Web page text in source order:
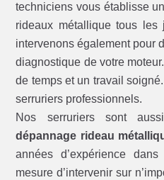
techniciens vous établisse
rideaux métallique tous
intervenons également pour
diagnostique de votre
de temps et un travail
serruriers professionnels.
Nos serruriers sont
dépannage rideau
années d’expérience
mesure d’intervenir sur